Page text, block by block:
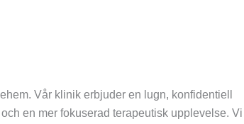
Vår klinik erbjuder en lugn, konfidentiell
en mer fokuserad terapeutisk upplevelse. Vi